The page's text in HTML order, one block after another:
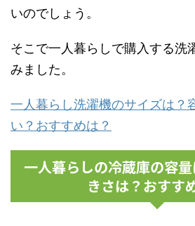
いのでしょう。
そこで一人暮らしで購入する洗
みました。
一人暮らし洗濯機のサイズは？
い？おすすめは？
一人暮らしの冷蔵庫の容
きさは？おすす